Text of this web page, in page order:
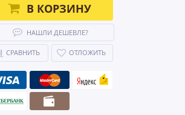
В КОРЗИНУ
НАШЛИ ДЕШЕВЛЕ?
СРАВНИТЬ ОТЛОЖИТЬ